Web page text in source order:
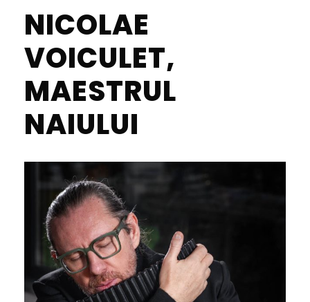
NICOLAE
VOICULET,
MAESTRUL
NAIULUI